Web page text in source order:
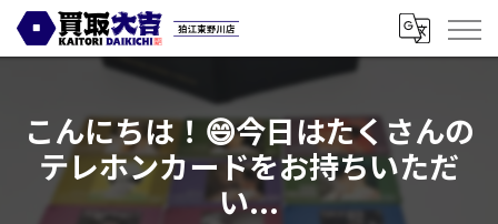
こんにちは！😄今日はたくさんの
テレホンカードをお持ちいただ
い...